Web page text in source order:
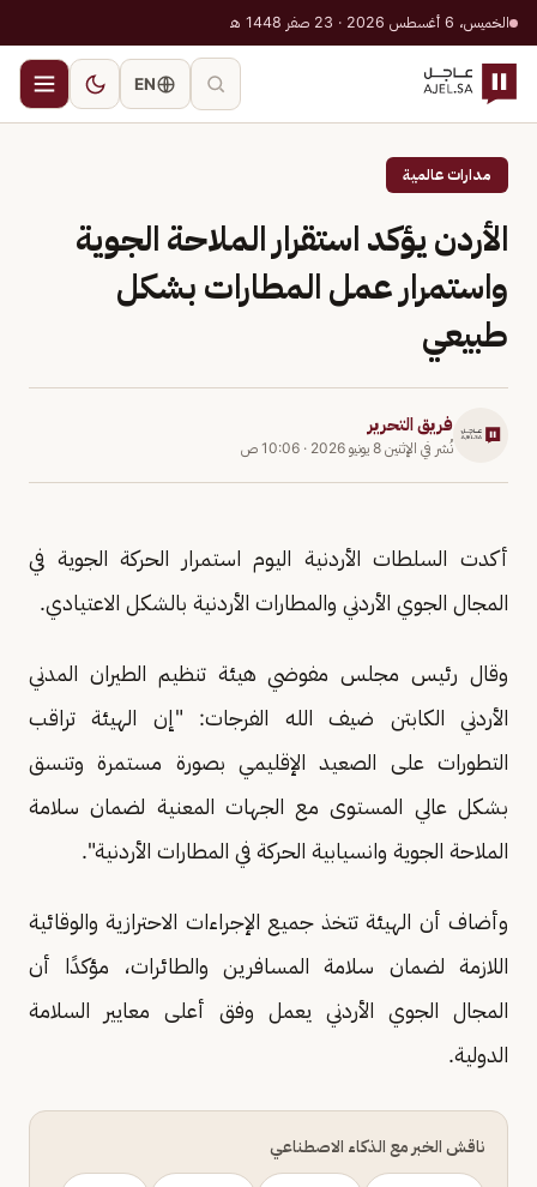
الخميس، 6 أغسطس 2026 · 23 صفر 1448 هـ
EN
مدارات عالمية
الأردن يؤكد استقرار الملاحة الجوية
واستمرار عمل المطارات بشكل
طبيعي
فريق التحرير
نُشر في الإثنين 8 يونيو 2026 · 10:06 ص
أكدت السلطات الأردنية اليوم استمرار الحركة الجوية في
المجال الجوي الأردني والمطارات الأردنية بالشكل الاعتيادي.
وقال رئيس مجلس مفوضي هيئة تنظيم الطيران المدني
الأردني الكابتن ضيف الله الفرجات: "إن الهيئة تراقب
التطورات على الصعيد الإقليمي بصورة مستمرة وتنسق
بشكل عالي المستوى مع الجهات المعنية لضمان سلامة
الملاحة الجوية وانسيابية الحركة في المطارات الأردنية".
وأضاف أن الهيئة تتخذ جميع الإجراءات الاحترازية والوقائية
اللازمة لضمان سلامة المسافرين والطائرات، مؤكدًا أن
المجال الجوي الأردني يعمل وفق أعلى معايير السلامة
الدولية.
ناقش الخبر مع الذكاء الاصطناعي